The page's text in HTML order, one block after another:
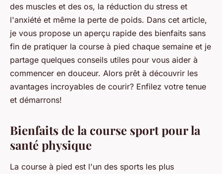
des muscles et des os, la réduction du stress et
l'anxiété et même la perte de poids. Dans cet article,
je vous propose un aperçu rapide des bienfaits sans
fin de pratiquer la course à pied chaque semaine et je
partage quelques conseils utiles pour vous aider à
commencer en douceur. Alors prêt à découvrir les
avantages incroyables de courir? Enfilez votre tenue
et démarrons!
Bienfaits de la course sport pour la
santé physique
La course à pied est l'un des sports les plus